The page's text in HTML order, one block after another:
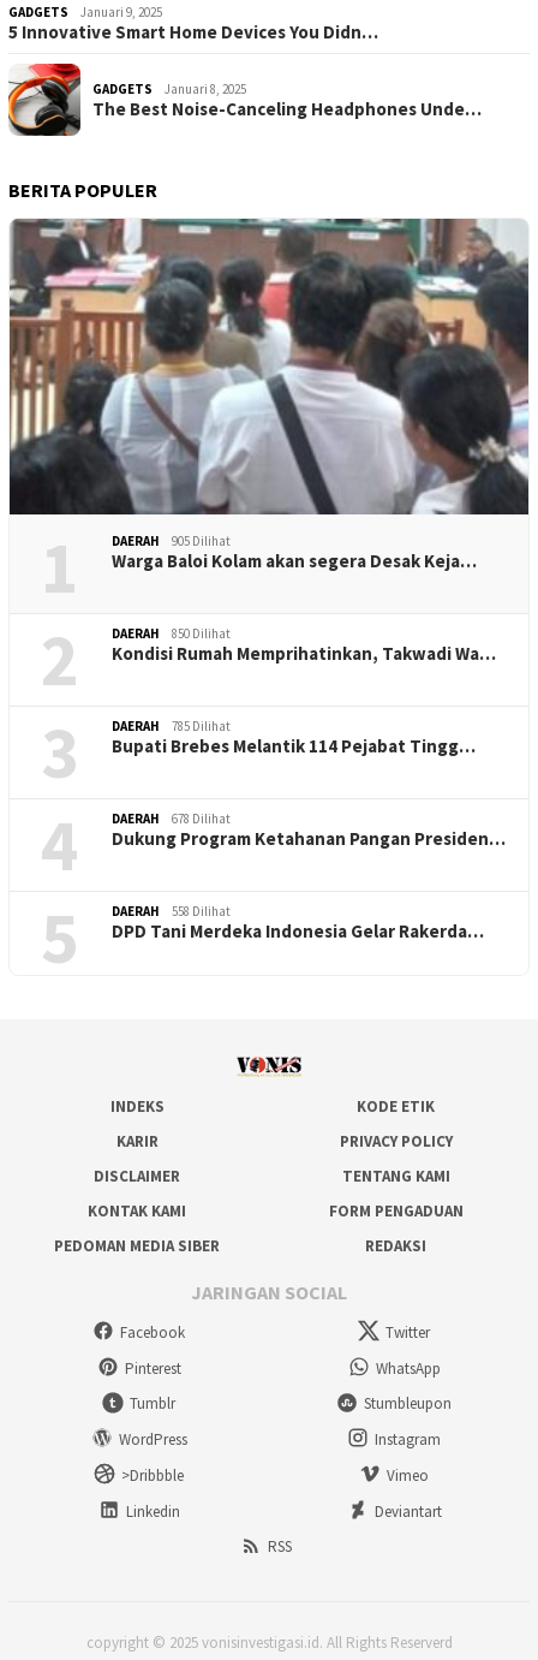
GADGETS Januari 9, 2025
5 Innovative Smart Home Devices You Didn…
GADGETS Januari 8, 2025
The Best Noise-Canceling Headphones Unde…
BERITA POPULER
1 DAERAH 905 Dilihat
Warga Baloi Kolam akan segera Desak Keja…
2 DAERAH 850 Dilihat
Kondisi Rumah Memprihatinkan, Takwadi Wa…
3 DAERAH 785 Dilihat
Bupati Brebes Melantik 114 Pejabat Tingg…
4 DAERAH 678 Dilihat
Dukung Program Ketahanan Pangan Presiden…
5 DAERAH 558 Dilihat
DPD Tani Merdeka Indonesia Gelar Rakerda…
INDEKS
KODE ETIK
KARIR
PRIVACY POLICY
DISCLAIMER
TENTANG KAMI
KONTAK KAMI
FORM PENGADUAN
PEDOMAN MEDIA SIBER
REDAKSI
JARINGAN SOCIAL
Facebook
Twitter
Pinterest
WhatsApp
Tumblr
Stumbleupon
WordPress
Instagram
>Dribbble
Vimeo
Linkedin
Deviantart
RSS
copyright © 2025 vonisinvestigasi.id. All Rights Reserverd